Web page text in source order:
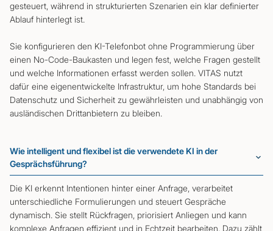
gesteuert, während in strukturierten Szenarien ein klar definierter
Ablauf hinterlegt ist.
Sie konfigurieren den KI-Telefonbot ohne Programmierung über
einen No-Code-Baukasten und legen fest, welche Fragen gestellt
und welche Informationen erfasst werden sollen. VITAS nutzt
dafür eine eigenentwickelte Infrastruktur, um hohe Standards bei
Datenschutz und Sicherheit zu gewährleisten und unabhängig von
ausländischen Drittanbietern zu bleiben.
Wie intelligent und flexibel ist die verwendete KI in der
Gesprächsführung?
Die KI erkennt Intentionen hinter einer Anfrage, verarbeitet
unterschiedliche Formulierungen und steuert Gespräche
dynamisch. Sie stellt Rückfragen, priorisiert Anliegen und kann
komplexe Anfragen effizient und in Echtzeit bearbeiten. Dazu zählt